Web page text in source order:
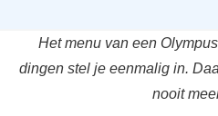
Het menu van een
dingen stel je eenmalig in.
nooit